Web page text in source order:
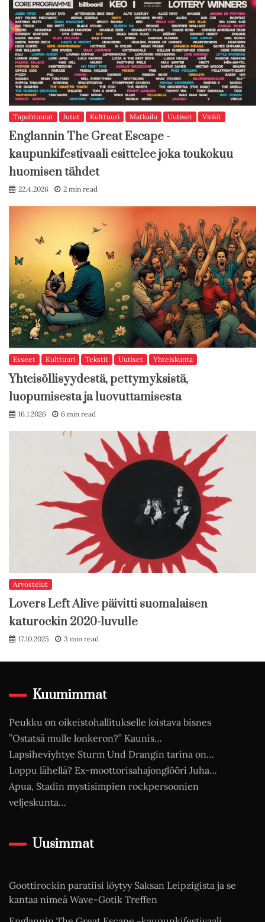
Tapahtumat Jutut Kulttuuri Matkailu Uutiset Vinkit
Englannin The Great Escape -
kaupunkifestivaali esittelee joka toukokuu
huomisen tähdet
22.4.2026 2 min read
Esseet Kulttuuri Tekstit Uutiset Yhteiskunta
Yhteisöllisyydestä, pettymyksistä,
luopumisesta ja luovuttamisesta
16.1.2026 6 min read
Arvostelut
Lovers Left Alive päivitti suomalaisen
katurockin 2020-luvulle
17.10.2025 3 min read
Kuumimmat
Peukku on oikeistohallitukselle loistava bisnes
”Ostatsä mulle lonkeron?” Kaunis…
Lapsiheviyhtye Sturm Und Drangin tarina on…
Loppu lähellä? Ex-moottorisahajonglööri Juha…
Apua, Stadin mystisimpien rockpersoonien
veljeskunta…
Uusimmat
Goottirockin paratiisi löytyy Saksan Leipzigista ja se
kantaa nimeä Wave-Gotik Treffen